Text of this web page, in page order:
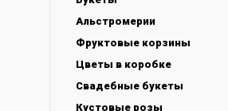
Альстромерии
Фруктовые корзины
Цветы в коробке
Свадебные букеты
Кустовые розы